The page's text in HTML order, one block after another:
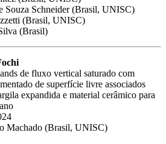
Souza Schneider (Brasil, UNISC)
(Brasil, UNISC)
(Brasil)
de fluxo vertical saturado com
de superfície livre associados
expandida e material cerâmico para
Machado (Brasil, UNISC)